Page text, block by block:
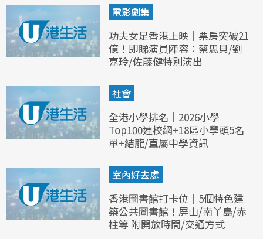
電影劇集
功夫女足香港上映｜票房突破21
億！即睇演員陣容：蔡思貝/劉
嘉玲/佐藤健特別演出
社會
全港小學排名｜2026小學
Top100連校網+18區小學頭5名
單+結龍/直屬中學資訊
室內好去處
香港圖書館打卡位｜5個特色建
築公共圖書館！屏山/南丫島/赤
柱等 附開放時間/交通方式